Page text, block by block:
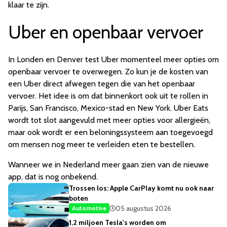
klaar te zijn.
Uber en openbaar vervoer
In Londen en Denver test Uber momenteel meer opties om
openbaar vervoer te overwegen. Zo kun je de kosten van
een Uber direct afwegen tegen die van het openbaar
vervoer. Het idee is om dat binnenkort ook uit te rollen in
Parijs, San Francisco, Mexico-stad en New York. Uber Eats
wordt tot slot aangevuld met meer opties voor allergieën,
maar ook wordt er een beloningssysteem aan toegevoegd
om mensen nog meer te verleiden eten te bestellen.
Wanneer we in Nederland meer gaan zien van de nieuwe
app, dat is nog onbekend.
Trossen los: Apple CarPlay komt nu ook naar
boten
Automotive
05 augustus 2026
1,2 miljoen Tesla's worden om